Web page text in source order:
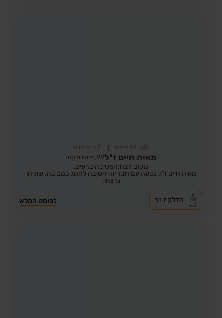
84 צפיות 2 הדליקו נר
מאיה חיים ז"ל22, פתח תקוה
מקום רצח:המסיבה ברעים,
מאיה חיים ז"ל נסעה עם חברתה הטובה לחגוג במסיבה. שתיהן
נרצחו.
לפוסט המלא הדלקת נר